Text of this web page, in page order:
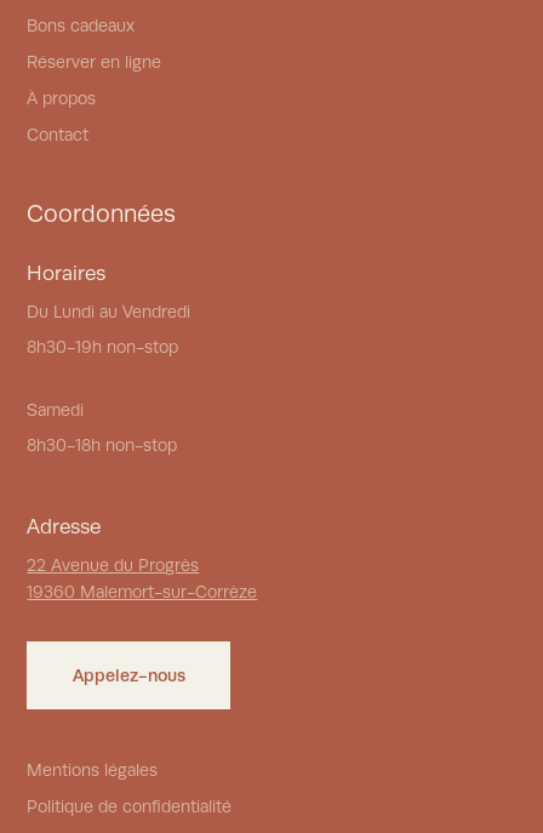
Bons cadeaux
Réserver en ligne
À propos
Contact
Coordonnées
Horaires
Du Lundi au Vendredi
8h30-19h non-stop
Samedi
8h30-18h non-stop
Adresse
22 Avenue du Progrès
19360 Malemort-sur-Corrèze
Appelez-nous
Mentions légales
Politique de confidentialité